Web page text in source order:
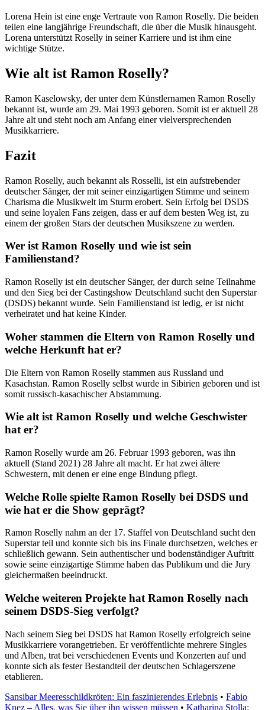
Lorena Hein ist eine enge Vertraute von Ramon Roselly. Die beiden
teilen eine langjährige Freundschaft, die über die Musik hinausgeht.
Lorena unterstützt Roselly in seiner Karriere und ist ihm eine
wichtige Stütze.
Wie alt ist Ramon Roselly?
Ramon Kaselowsky, der unter dem Künstlernamen Ramon Roselly
bekannt ist, wurde am 29. Mai 1993 geboren. Somit ist er aktuell 28
Jahre alt und steht noch am Anfang einer vielversprechenden
Musikkarriere.
Fazit
Ramon Roselly, auch bekannt als Rosselli, ist ein aufstrebender
deutscher Sänger, der mit seiner einzigartigen Stimme und seinem
Charisma die Musikwelt im Sturm erobert. Sein Erfolg bei DSDS
und seine loyalen Fans zeigen, dass er auf dem besten Weg ist, zu
einem der großen Stars der deutschen Musikszene zu werden.
Wer ist Ramon Roselly und wie ist sein
Familienstand?
Ramon Roselly ist ein deutscher Sänger, der durch seine Teilnahme
und den Sieg bei der Castingshow Deutschland sucht den Superstar
(DSDS) bekannt wurde. Sein Familienstand ist ledig, er ist nicht
verheiratet und hat keine Kinder.
Woher stammen die Eltern von Ramon Roselly und
welche Herkunft hat er?
Die Eltern von Ramon Roselly stammen aus Russland und
Kasachstan. Ramon Roselly selbst wurde in Sibirien geboren und ist
somit russisch-kasachischer Abstammung.
Wie alt ist Ramon Roselly und welche Geschwister
hat er?
Ramon Roselly wurde am 26. Februar 1993 geboren, was ihn
aktuell (Stand 2021) 28 Jahre alt macht. Er hat zwei ältere
Schwestern, mit denen er eine enge Bindung pflegt.
Welche Rolle spielte Ramon Roselly bei DSDS und
wie hat er die Show geprägt?
Ramon Roselly nahm an der 17. Staffel von Deutschland sucht den
Superstar teil und konnte sich bis ins Finale durchsetzen, welches er
schließlich gewann. Sein authentischer und bodenständiger Auftritt
sowie seine einzigartige Stimme haben das Publikum und die Jury
gleichermaßen beeindruckt.
Welche weiteren Projekte hat Ramon Roselly nach
seinem DSDS-Sieg verfolgt?
Nach seinem Sieg bei DSDS hat Ramon Roselly erfolgreich seine
Musikkarriere vorangetrieben. Er veröffentlichte mehrere Singles
und Alben, trat bei verschiedenen Events und Konzerten auf und
konnte sich als fester Bestandteil der deutschen Schlagerszene
etablieren.
Sansibar Meeresschildkröten: Ein faszinierendes Erlebnis • Fabio
Knez – Alles, was Sie über ihn wissen müssen • Katharina Stolla: